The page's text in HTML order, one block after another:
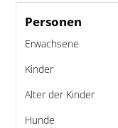
Personen
Erwachsene
Kinder
Alter der Kinder
Hunde